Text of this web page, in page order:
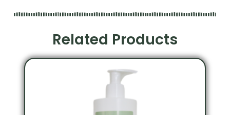
Related Products